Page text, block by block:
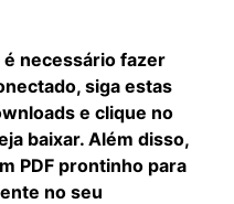
é necessário fazer
siga estas
e clique no
baixar. Além disso,
PDF prontinho para
no seu